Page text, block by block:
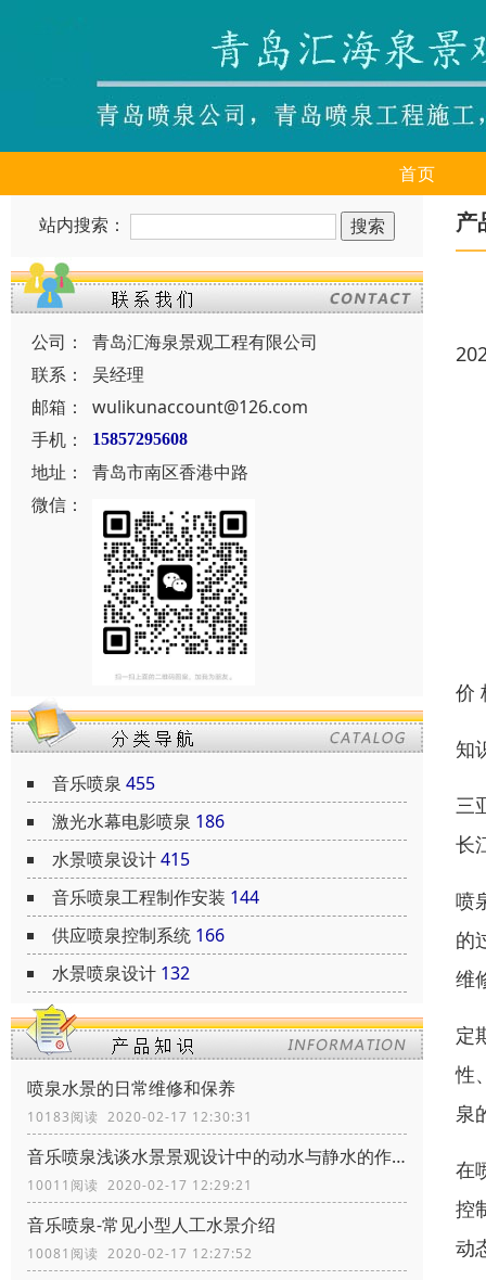
首页
站内搜索：
公司：
青岛汇海泉景观工程有限公司
联系：
吴经理
邮箱：
wulikunaccount@126.com
手机：
15857295608
地址：
青岛市南区香港中路
微信：
音乐喷泉 455
激光水幕电影喷泉 186
水景喷泉设计415
音乐喷泉工程制作安装 144
供应喷泉控制系统 166
水景喷泉设计 132
喷泉水景的日常维修和保养
10183阅读 2020-02-17 12:30:31
音乐喷泉浅谈水景景观设计中的动水与静水的作用
10011阅读 2020-02-17 12:29:21
音乐喷泉-常见小型人工水景介绍
10081阅读 2020-02-17 12:27:52
产
价
知
三
长
喷
的
维
定
性
泉
在
控
动